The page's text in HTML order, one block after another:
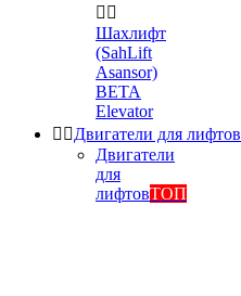
 
Шахлифт
(SahLift
Asansor)
BETA
Elevator
 Двигатели для лифтов
Двигатели
для
лифтовТОП